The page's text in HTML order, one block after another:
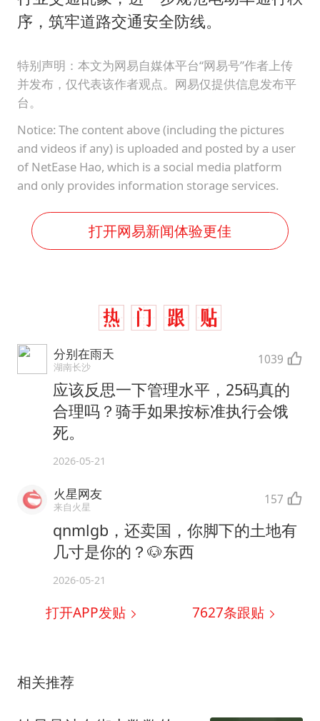
序，筑牢道路交通安全防线。
特别声明：本文为网易自媒体平台“网易号”作者上传
并发布，仅代表该作者观点。网易仅提供信息发布平
台。
Notice: The content above (including the pictures
and videos if any) is uploaded and posted by a user
of NetEase Hao, which is a social media platform
and only provides information storage services.
打开网易新闻体验更佳
分别在雨天
湖南长沙 1039
应该反思一下管理水平，25码真的
合理吗？骑手如果按标准执行会饿
死。
2026-05-21
火星网友
来自火星 157
qnmlgb，还卖国，你脚下的土地有
几寸是你的？🐶东西
2026-05-21
打开APP发贴 7627条跟贴
相关推荐